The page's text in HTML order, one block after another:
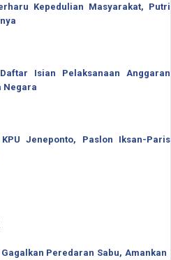
Kepedulian Masyarakat, Putri
Isian Pelaksanaan Anggaran
Negara
Jeneponto, Paslon Iksan-Paris
Peredaran Sabu, Amankan